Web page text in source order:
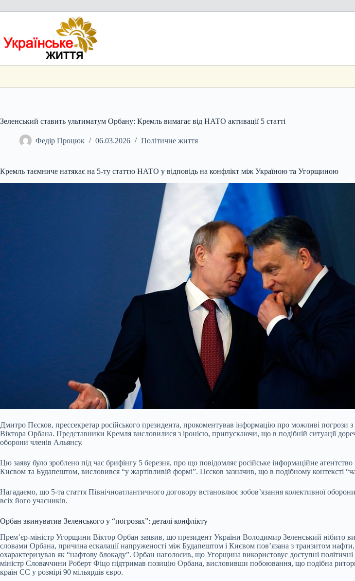
до
Зеленський ставить ультиматум Орбану: Кремль вимагає від НАТО активації 5 статті
Федір Процюк 06.03.2026 Політичне життя
Кремль таємниче натякає на 5-ту статтю НАТО у відповідь на конфлікт між Україною та Угорщиною
Дмитро Пєсков, прессекретар російського президента, прокоментував інформацію про можливі погрози
Віктора Орбана. Представники Кремля висловилися з іронією, припускаючи, що в подібній ситуації
оборони членів Альянсу.
Цю заяву було зроблено під час брифінгу 5 березня, про що повідомляє російське інформаційне
Києвом та Будапештом, висловився “у жартівливій формі”. Пєсков зазначив, що в подібному контексті
Нагадаємо, що 5-та стаття Північноатлантичного договору встановлює зобов’язання колективної
всіх його учасників.
Орбан звинуватив Зеленського у “погрозах”: деталі конфлікту
Прем’єр-міністр Угорщини Віктор Орбан заявив, що президент України Володимир Зеленський нібито
словами Орбана, причина ескалації напруженості між Будапештом і Києвом пов’язана з транзитом
охарактеризував як “нафтову блокаду”. Орбан наголосив, що Угорщина використовує доступні політичні
міністр Словаччини Роберт Фіцо підтримав позицію Орбана, висловивши побоювання, що подібна
країн ЄС у розмірі 90 мільярдів євро.